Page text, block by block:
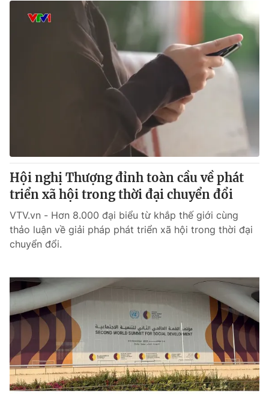
Hội nghị Thượng đỉnh toàn cầu về phát
triển xã hội trong thời đại chuyển đổi
VTV.vn - Hơn 8.000 đại biểu từ khắp thế giới cùng
thảo luận về giải pháp phát triển xã hội trong thời đại
chuyển đổi.